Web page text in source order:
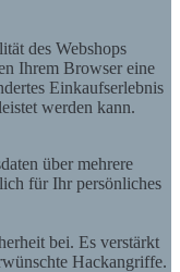
des Webshops
Ihrem Browser eine
Einkaufserlebnis
werden kann.
über mehrere
für Ihr persönliches
bei. Es verstärkt
Hackangriffe.